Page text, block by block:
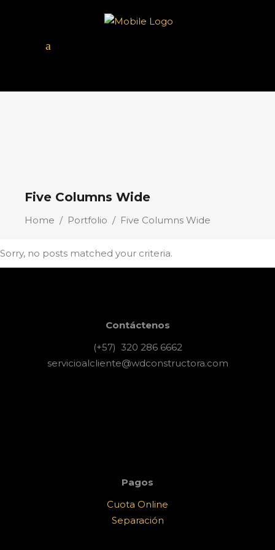
Five Columns Wide
Home / Portfolio / Five Columns Wide
Sorry, no posts matched your criteria.
Contáctenos
(+57) 320 286 6662
servicioalcliente@wdconstructora.com
Pagos
Cuota Online
Separación